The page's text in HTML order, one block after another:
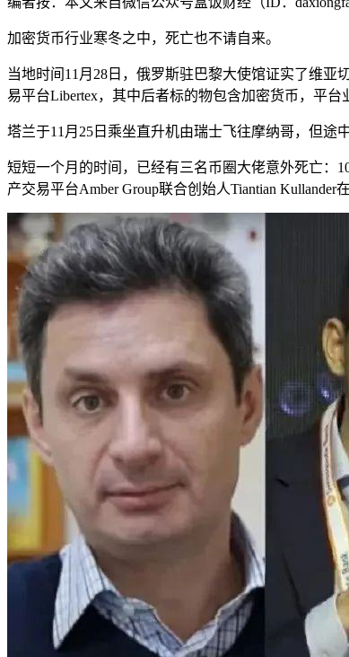
加密货币行业寒冬之中，死亡也不请自来。
当地时间11月28日，俄罗斯驻巴黎大使馆证实了维亚
易平台Libertex，其中后者标的物包含加密货币，平台
塔兰于11月25日乘坐直升机由瑞士飞往摩纳哥，但
短短一个月的时间，已经有三名币圈大佬意外死亡：
产交易平台Amber Group联合创始人Tiantian Kullander